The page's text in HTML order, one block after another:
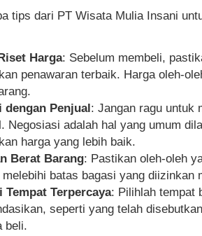
tips dari PT Wisata Mulia Insani
Harga: Sebelum membeli,
penawaran terbaik. Harga oleh-
dengan Penjual: Jangan ragu untuk
Negosiasi adalah hal yang umum
harga yang lebih baik.
Berat Barang: Pastikan oleh-oleh
batas bagasi yang diizinkan
Tempat Terpercaya: Pilihlah tempat
seperti yang telah
beli.